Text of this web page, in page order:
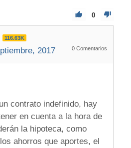
0
116.63K
2017 0 Comentarios
contrato indefinido, hay
en cuenta a la hora de
la hipoteca, como
ahorros que aportes, el